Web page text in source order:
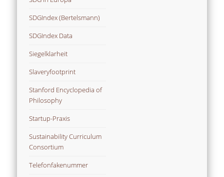
SDGIndex (Bertelsmann)
SDGIndex Data
Siegelklarheit
Slaveryfootprint
Stanford Encyclopedia of
Philosophy
Startup-Praxis
Sustainability Curriculum
Consortium
Telefonfakenummer